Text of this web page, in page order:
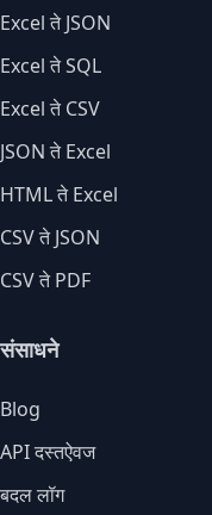
Excel ते JSON
Excel ते SQL
Excel ते CSV
JSON ते Excel
HTML ते Excel
CSV ते JSON
CSV ते PDF
संसाधने
Blog
API दस्तऐवज
बदल लॉग